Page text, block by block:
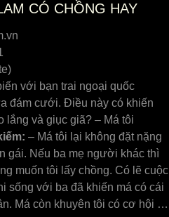
CÓ CHỒNG HAY
với bạn trai ngoại quốc
đám cưới. Điều này có khiến
lắng và giục giã? – Má tôi
– Má tôi lại không đặt nặng
gái. Nếu ba mẹ người khác thì
muốn tôi lấy chồng. Có lẽ cuộc
sống với ba đã khiến má có cái
Má còn khuyên tôi có cơ hội …